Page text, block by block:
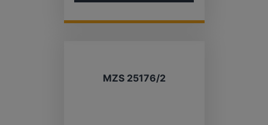
MZS 25176/2